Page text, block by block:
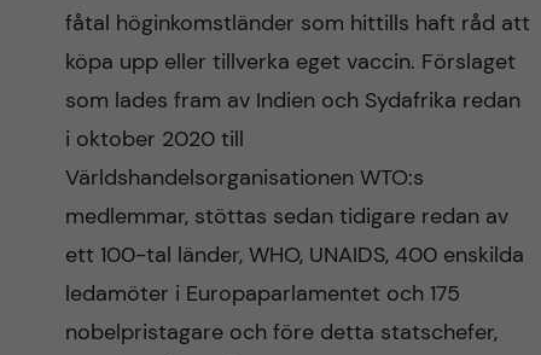
fåtal höginkomstländer som hittills haft råd att
köpa upp eller tillverka eget vaccin. Förslaget
som lades fram av Indien och Sydafrika redan
i oktober 2020 till
Världshandelsorganisationen WTO:s
medlemmar, stöttas sedan tidigare redan av
ett 100-tal länder, WHO, UNAIDS, 400 enskilda
ledamöter i Europaparlamentet och 175
nobelpristagare och före detta statschefer,